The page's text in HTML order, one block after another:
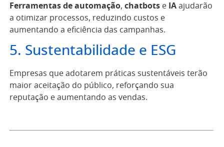
Ferramentas de automação, chatbots e IA ajudarão
a otimizar processos, reduzindo custos e
aumentando a eficiência das campanhas.
5. Sustentabilidade e ESG
Empresas que adotarem práticas sustentáveis terão
maior aceitação do público, reforçando sua
reputação e aumentando as vendas.